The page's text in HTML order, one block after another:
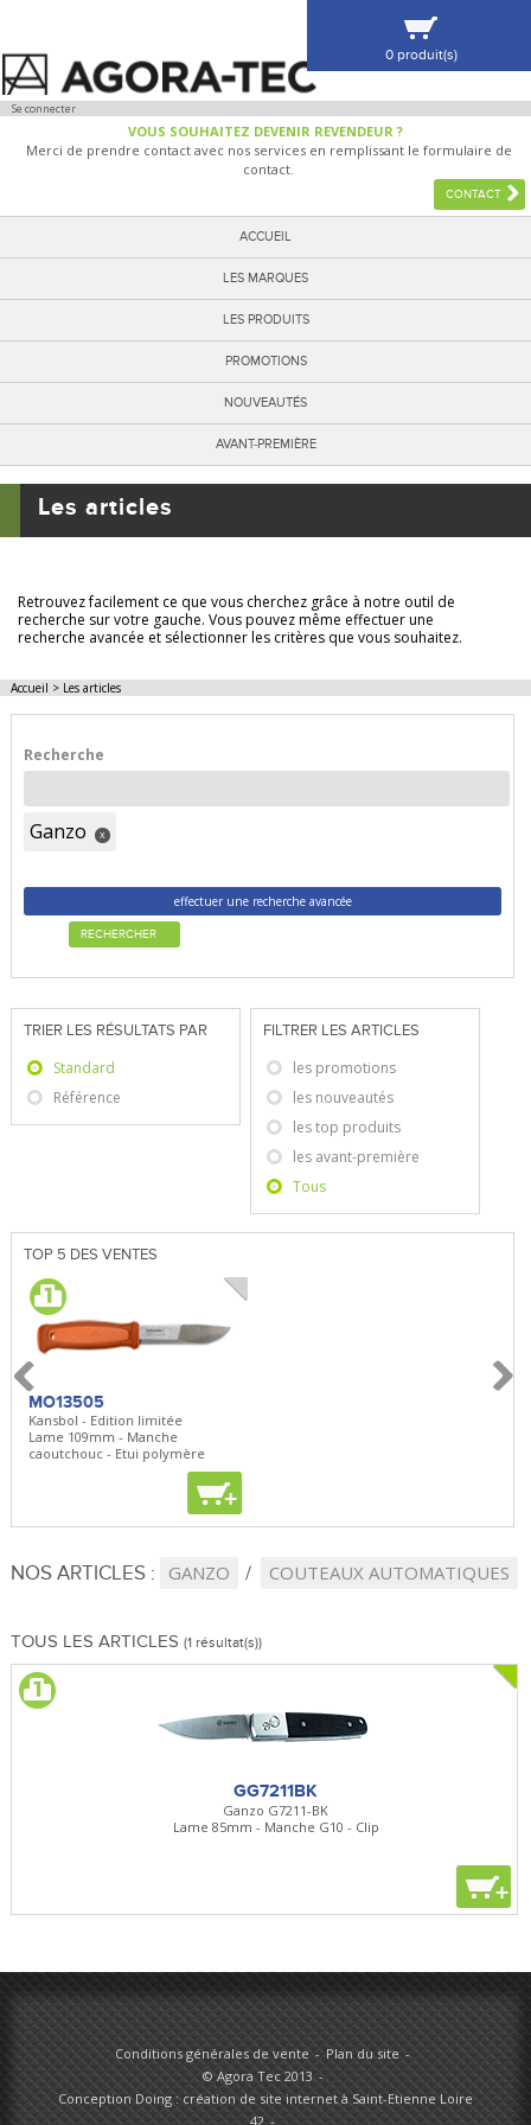
Se connecter
VOUS SOUHAITEZ DEVENIR REVENDEUR ?
Merci de prendre contact avec nos services en remplissant le formulaire de
contact.
CONTACT
ACCUEIL
LES MARQUES
LES PRODUITS
PROMOTIONS
NOUVEAUTÉS
AVANT-PREMIÈRE
0 produit(s)
VOIR MA SÉLECTION
Les articles
Retrouvez facilement ce que vous cherchez grâce à notre outil de
recherche sur votre gauche. Vous pouvez même effectuer une
recherche avancée et sélectionner les critères que vous souhaitez.
Accueil > Les articles
Recherche
Ganzo x
effectuer une recherche avancée
RECHERCHER
TRIER LES RÉSULTATS PAR
Standard
Référence
FILTRER LES ARTICLES
les promotions
les nouveautés
les top produits
les avant-première
Tous
TOP 5 DES VENTES
MO13505
Kansbol - Edition limitée
Lame 109mm - Manche
caoutchouc - Etui polymère
+
NOS ARTICLES : GANZO COUTEAUX AUTOMATIQUES
TOUS LES ARTICLES (1 résultat(s))
GG7211BK
Ganzo G7211-BK
Lame 85mm - Manche G10 - Clip
+
Conditions générales de vente
Plan du site
© Agora Tec 2013
Conception Doing : création de site internet à Saint-Etienne Loire
42